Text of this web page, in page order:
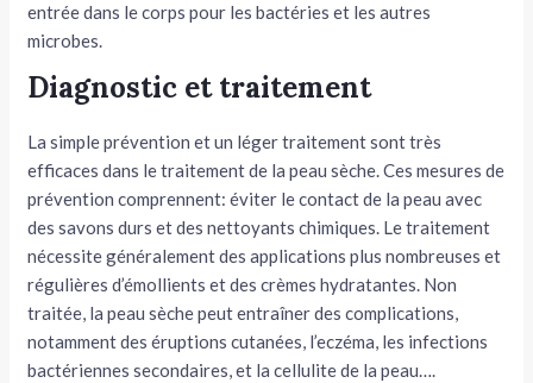
entrée dans le corps pour les bactéries et les autres
microbes.
Diagnostic et traitement
La simple prévention et un léger traitement sont très
efficaces dans le traitement de la peau sèche. Ces mesures de
prévention comprennent: éviter le contact de la peau avec
des savons durs et des nettoyants chimiques. Le traitement
nécessite généralement des applications plus nombreuses et
régulières d’émollients et des crèmes hydratantes. Non
traitée, la peau sèche peut entraîner des complications,
notamment des éruptions cutanées, l’eczéma, les infections
bactériennes secondaires, et la cellulite de la peau….